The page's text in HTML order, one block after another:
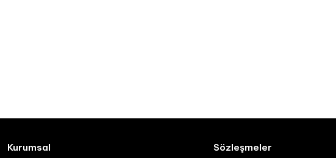
Doğal ve Organik Diş
Doğal diş macunu yani bir diğer adıyla
olacağını söyleyebiliriz. Ferah, sağlıklı
Dişleri korur, sağlıklı bir şekilde
barındırırması sebebiyle size yeni bir
Çevre Dostudur
Organik Diş Macunu
Kurumsal Sözleşmeler